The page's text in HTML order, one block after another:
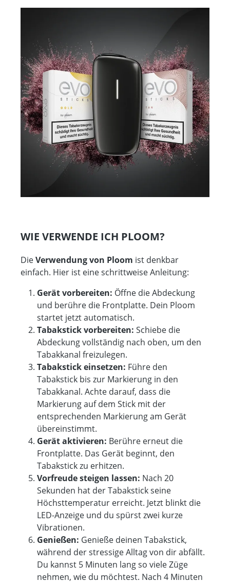
WIE VERWENDE ICH PLOOM?
DieVerwendung von Ploom ist denkbar
einfach. Hier ist eine schrittweise Anleitung:
Gerät vorbereiten: Öffne die Abdeckung
und berühre die Frontplatte. Dein Ploom
startet jetzt automatisch.
Tabakstick vorbereiten: Schiebe die
Abdeckung vollständig nach oben, um den
Tabakkanal freizulegen.
Tabakstick einsetzen: Führe den
Tabakstick bis zur Markierung in den
Tabakkanal. Achte darauf, dass die
Markierung auf dem Stick mit der
entsprechenden Markierung am Gerät
übereinstimmt.
Gerät aktivieren: Berühre erneut die
Frontplatte. Das Gerät beginnt, den
Tabakstick zu erhitzen.
Vorfreude steigen lassen: Nach 20
Sekunden hat der Tabakstick seine
Höchsttemperatur erreicht. Jetzt blinkt die
LED-Anzeige und du spürst zwei kurze
Vibrationen.
Genießen: Genieße deinen Tabakstick,
während der stressige Alltag von dir abfällt.
Du kannst 5 Minuten lang so viele Züge
nehmen, wie du möchtest. Nach 4 Minuten